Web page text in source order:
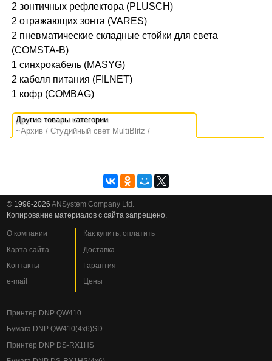
2 зонтичных рефлектора (PLUSCH)
2 отражающих зонта (VARES)
2 пневматические складные стойки для света
(COMSTA-B)
1 синхрокабель (MASYG)
2 кабеля питания (FILNET)
1 кофр (COMBAG)
~Архив Студийный свет MultiBlitz
© 1996-2026ANSystem Company Ltd.
Копирование материалов с сайта запрещено.
О компании
Карта сайта
Контакты
e-mail
Как купить, оплатить
Доставка
Гарантия
Цены
Принтер DNP QW410
Бумага DNP QW410(4x6)SD
Принтер DNP DS-RX1HS